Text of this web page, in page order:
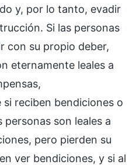
y, por lo tanto, evadir
Si las personas
con su propio deber,
eternamente leales a
reciben bendiciones o
personas son leales a
pero pierden su
ver bendiciones, y si al